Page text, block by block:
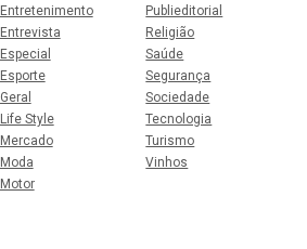
Entretenimento
Entrevista
Especial
Esporte
Geral
Life Style
Mercado
Moda
Motor
Publieditorial
Religião
Saúde
Segurança
Sociedade
Tecnologia
Turismo
Vinhos